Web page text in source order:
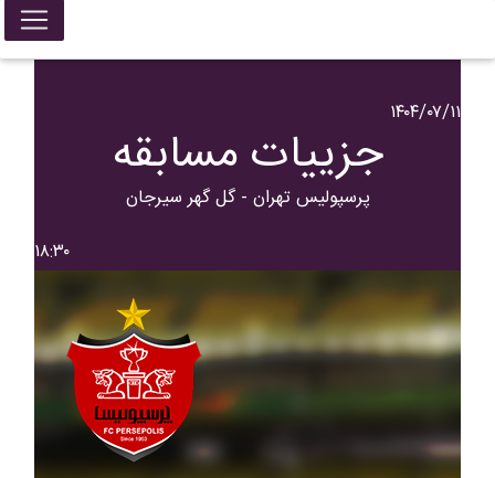
۱۴۰۴/۰۷/۱۱
جزییات مسابقه
پرسپولیس تهران - گل گهر سیرجان
۱۸:۳۰